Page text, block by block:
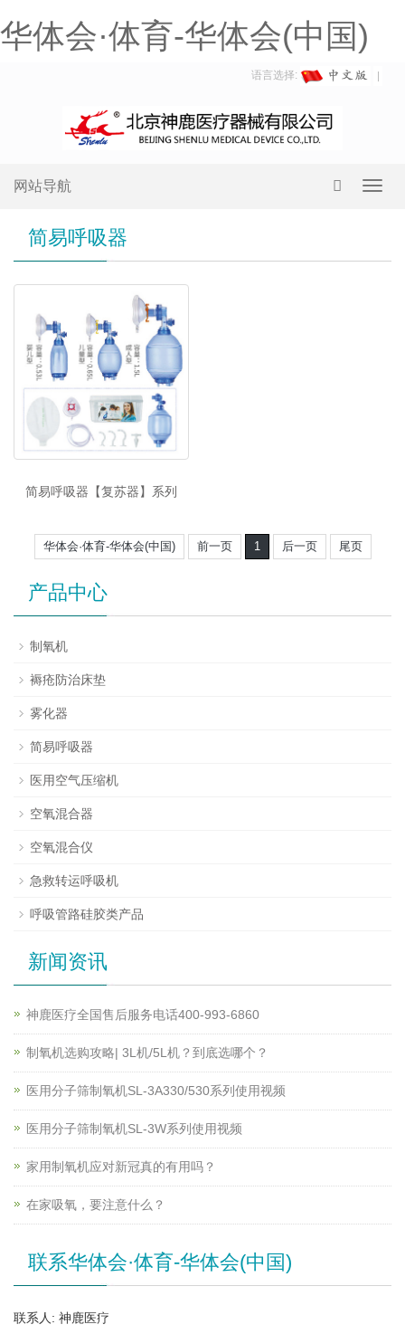
华体会·体育-华体会(中国)
语言选择:
网站导航
简易呼吸器
简易呼吸器【复苏器】系列
华体会·体育-华体会(中国) 前一页 1 后一页 尾页
产品中心
制氧机
褥疮防治床垫
雾化器
简易呼吸器
医用空气压缩机
空氧混合器
空氧混合仪
急救转运呼吸机
呼吸管路硅胶类产品
新闻资讯
神鹿医疗全国售后服务电话400-993-6860
制氧机选购攻略| 3L机/5L机？到底选哪个？
医用分子筛制氧机SL-3A330/530系列使用视频
医用分子筛制氧机SL-3W系列使用视频
家用制氧机应对新冠真的有用吗？
在家吸氧，要注意什么？
联系华体会·体育-华体会(中国)
联系人: 神鹿医疗